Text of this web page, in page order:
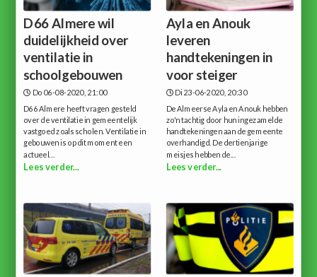
D66 Almere wil
duidelijkheid over
ventilatie in
schoolgebouwen
Do 06-08-2020, 21:00
D66 Almere heeft vragen gesteld
over de ventilatie in gemeentelijk
vastgoed zoals scholen. Ventilatie in
gebouwen is op dit moment een
actueel...
Lees verder...
Ayla en Anouk
leveren
handtekeningen in
voor steiger
Di 23-06-2020, 20:30
De Almeerse Ayla en Anouk hebben
zo'n tachtig door hun ingezamelde
handtekeningen aan de gemeente
overhandigd. De dertienjarige
meisjes hebben de...
Lees verder...